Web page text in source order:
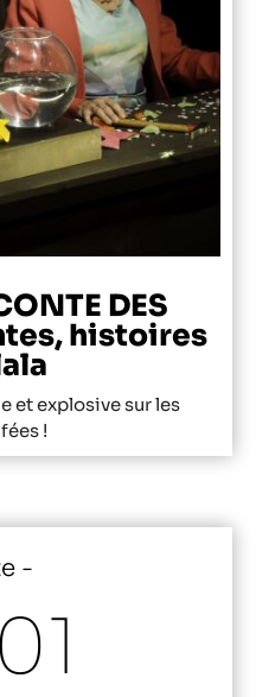
DES
histoires
et explosive sur les
!
01